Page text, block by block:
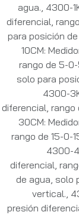
agua. 4300-
diferencial,
para posición
10CM:
rango de 5-
solo para
4300-
diferencial, rango
30CM:
rango de 15-0-
4300-
diferencial,
de agua, solo
vertical.
presión